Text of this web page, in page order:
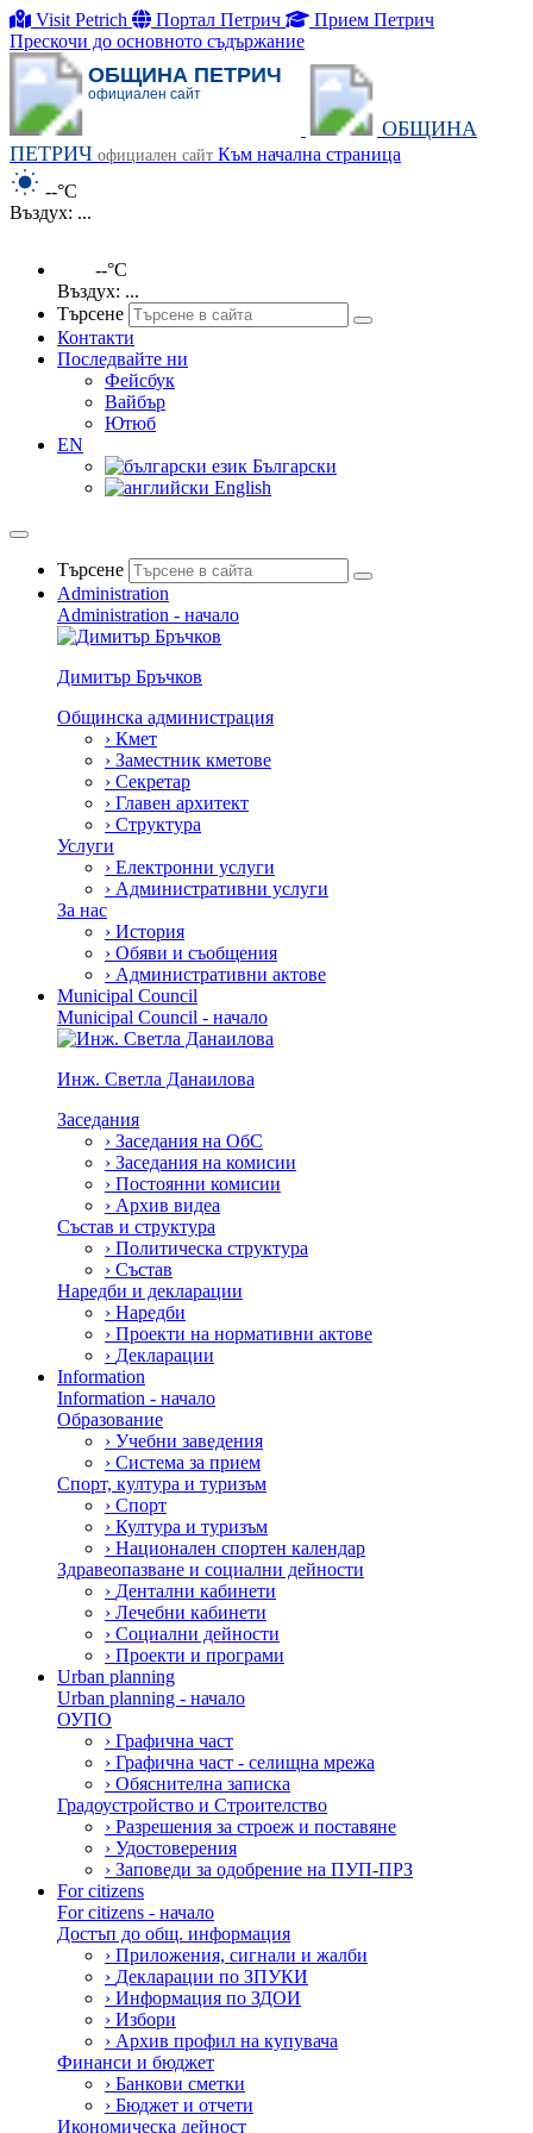
Visit Petrich Портал Петрич
Прием Петрич
Прескочи до основното съдържание
ОБЩИНА ПЕТРИЧ
официален сайт
ОБЩИНА
ПЕТРИЧ официален сайт Към начална страница
--°C
Въздух: ...
--°C
Въздух: ...
Търсене
Контакти
Последвайте ни
Фейсбук
Вайбър
Ютюб
EN
Български
English
Търсене
Administration
Administration - начало
Димитър Бръчков
Общинска администрация
› Кмет
› Заместник кметове
› Секретар
› Главен архитект
› Структура
Услуги
› Електронни услуги
› Административни услуги
За нас
› История
› Обяви и съобщения
› Административни актове
Municipal Council
Municipal Council - начало
Инж. Светла Данаилова
Заседания
› Заседания на ОбС
› Заседания на комисии
› Постоянни комисии
› Архив видеа
Състав и структура
› Политическа структура
› Състав
Наредби и декларации
› Наредби
› Проекти на нормативни актове
› Декларации
Information
Information - начало
Образование
› Учебни заведения
› Система за прием
Спорт, култура и туризъм
› Спорт
› Култура и туризъм
› Национален спортен календар
Здравеопазване и социални дейности
› Дентални кабинети
› Лечебни кабинети
› Социални дейности
› Проекти и програми
Urban planning
Urban planning - начало
ОУПО
› Графична част
› Графична част - селищна мрежа
› Обяснителна записка
Градоустройство и Строителство
› Разрешения за строеж и поставяне
› Удостоверения
› Заповеди за одобрение на ПУП-ПРЗ
For citizens
For citizens - начало
Достъп до общ. информация
› Приложения, сигнали и жалби
› Декларации по ЗПУКИ
› Информация по ЗДОИ
› Избори
› Архив профил на купувача
Финанси и бюджет
› Банкови сметки
› Бюджет и отчети
Икономическа дейност